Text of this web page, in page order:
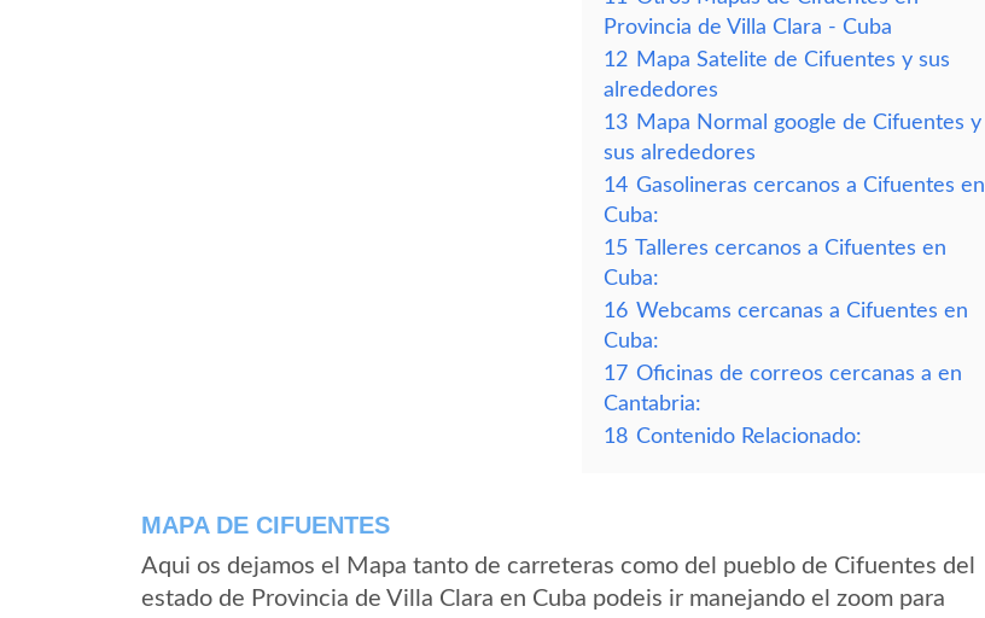
Provincia de Villa Clara - Cuba
12 Mapa Satelite de Cifuentes y sus
alrededores
13 Mapa Normal google de Cifuentes y
sus alrededores
14 Gasolineras cercanos a Cifuentes en
Cuba:
15 Talleres cercanos a Cifuentes en
Cuba:
16 Webcams cercanas a Cifuentes en
Cuba:
17 Oficinas de correos cercanas a en
Cantabria:
18 Contenido Relacionado:
MAPA DE CIFUENTES
Aqui os dejamos el Mapa tanto de carreteras como del pueblo de Cifuentes del
estado de Provincia de Villa Clara en Cuba podeis ir manejando el zoom para